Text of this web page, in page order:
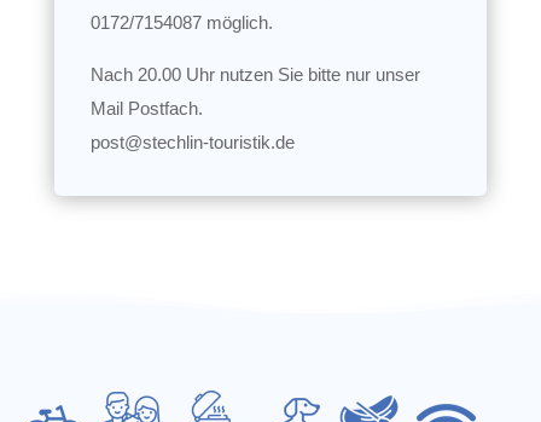
0172/7154087 möglich.
Nach 20.00 Uhr nutzen Sie bitte nur unser
Mail Postfach.
post@stechlin-touristik.de